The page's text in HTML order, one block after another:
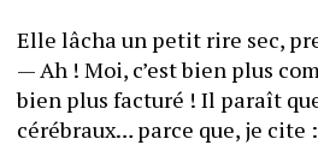
— Ah ! Moi, c’est bien plus
bien plus facturé ! Il paraît
cérébraux… parce que, je cite